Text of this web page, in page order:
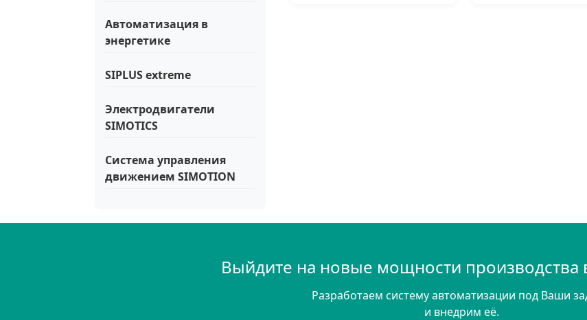
Автоматизация в
энергетике
SIPLUS extreme
Электродвигатели
SIMOTICS
Система управления
движением SIMOTION
Выйдите на новые мощности производства
Разработаем систему автоматизации под Ваши
и внедрим её.